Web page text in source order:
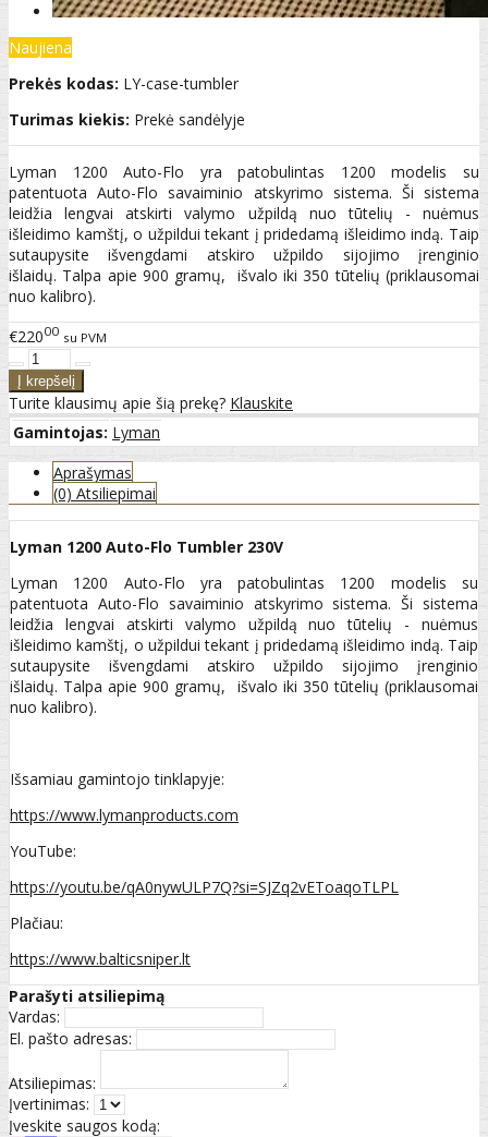
Naujiena
Prekės kodas: LY-case-tumbler
Turimas kiekis: Prekė sandėlyje
Lyman 1200 Auto-Flo yra patobulintas 1200 modelis su
patentuota Auto-Flo savaiminio atskyrimo sistema. Ši sistema
leidžia lengvai atskirti valymo užpildą nuo tūtelių - nuėmus
išleidimo kamštį, o užpildui tekant į pridedamą išleidimo indą. Taip
sutaupysite išvengdami atskiro užpildo sijojimo įrenginio
išlaidų. Talpa apie 900 gramų, išvalo iki 350 tūtelių (priklausomai
nuo kalibro).
€22000 su PVM
Turite klausimų apie šią prekę? Klauskite
Gamintojas: Lyman
Aprašymas
(0) Atsiliepimai
Lyman 1200 Auto-Flo Tumbler 230V
Lyman 1200 Auto-Flo yra patobulintas 1200 modelis su
patentuota Auto-Flo savaiminio atskyrimo sistema. Ši sistema
leidžia lengvai atskirti valymo užpildą nuo tūtelių - nuėmus
išleidimo kamštį, o užpildui tekant į pridedamą išleidimo indą. Taip
sutaupysite išvengdami atskiro užpildo sijojimo įrenginio
išlaidų. Talpa apie 900 gramų, išvalo iki 350 tūtelių (priklausomai
nuo kalibro).
Išsamiau gamintojo tinklapyje:
https://www.lymanproducts.com
YouTube:
https://youtu.be/qA0nywULP7Q?si=SJZq2vEToaqoTLPL
Plačiau:
https://www.balticsniper.lt
Parašyti atsiliepimą
Vardas:
El. pašto adresas:
Atsiliepimas:
Įvertinimas:
Įveskite saugos kodą: